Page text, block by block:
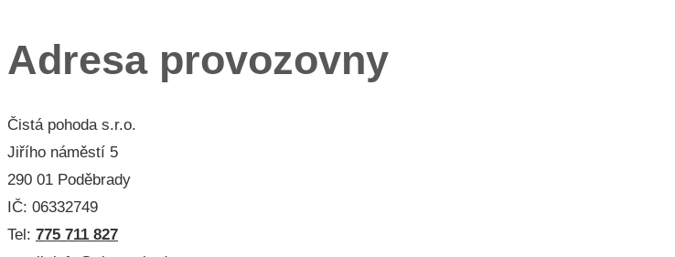
Adresa provozovny
Čistá pohoda s.r.o.
Jiřího náměstí 5
290 01 Poděbrady
IČ: 06332749
Tel: 775 711 827